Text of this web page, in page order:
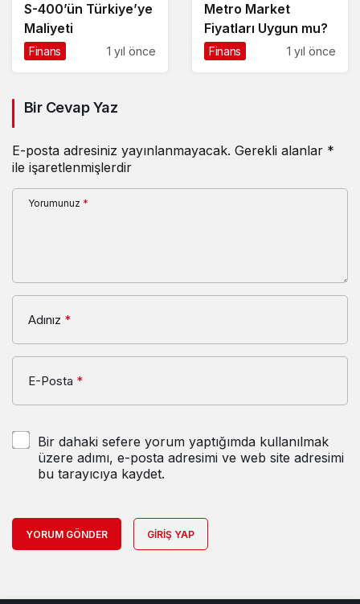
S-400’ün Türkiye’ye
Maliyeti
Finans 1 yıl önce
Metro Market
Fiyatları Uygun mu?
Finans 1 yıl önce
Bir Cevap Yaz
E-posta adresiniz yayınlanmayacak. Gerekli alanlar *
ile işaretlenmişlerdir
Yorumunuz *
Adınız *
E-Posta *
Bir dahaki sefere yorum yaptığımda kullanılmak
üzere adımı, e-posta adresimi ve web site adresimi
bu tarayıcıya kaydet.
YORUM GÖNDER GIRIŞ YAP